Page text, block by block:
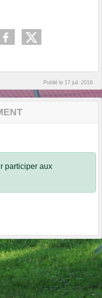
Publié le 17 juil. 2018
participer aux